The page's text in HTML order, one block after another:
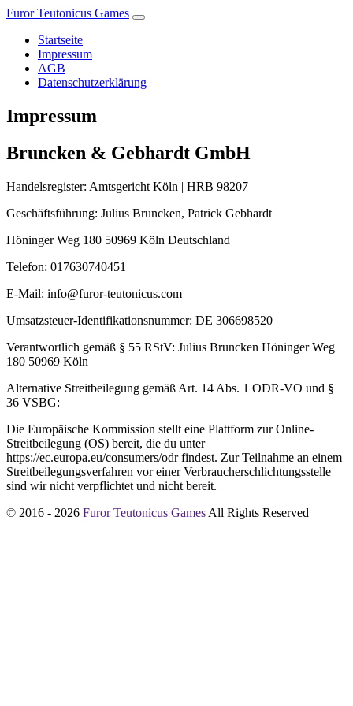
Furor Teutonicus Games
Startseite
Impressum
AGB
Datenschutzerklärung
Impressum
Bruncken & Gebhardt GmbH
Handelsregister: Amtsgericht Köln | HRB 98207
Geschäftsführung: Julius Bruncken, Patrick Gebhardt
Höninger Weg 180 50969 Köln Deutschland
Telefon: 017630740451
E-Mail: info@furor-teutonicus.com
Umsatzsteuer-Identifikationsnummer: DE 306698520
Verantwortlich gemäß § 55 RStV: Julius Bruncken Höninger Weg
180 50969 Köln
Alternative Streitbeilegung gemäß Art. 14 Abs. 1 ODR-VO und §
36 VSBG:
Die Europäische Kommission stellt eine Plattform zur Online-
Streitbeilegung (OS) bereit, die du unter
https://ec.europa.eu/consumers/odr findest. Zur Teilnahme an einem
Streitbeilegungsverfahren vor einer Verbraucherschlichtungsstelle
sind wir nicht verpflichtet und nicht bereit.
© 2016 - 2026 Furor Teutonicus Games All Rights Reserved